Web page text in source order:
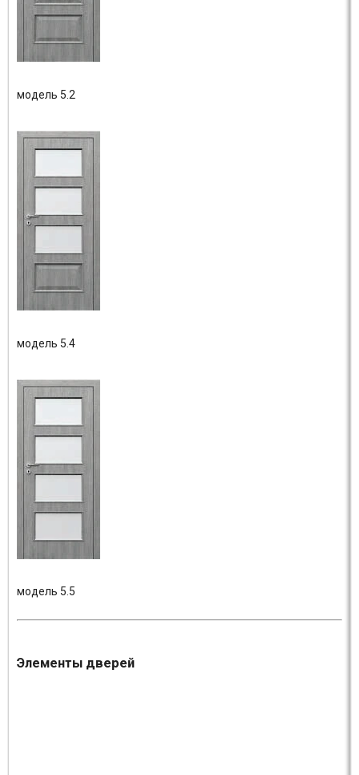
модель 5.2
модель 5.4
модель 5.5
Элементы дверей